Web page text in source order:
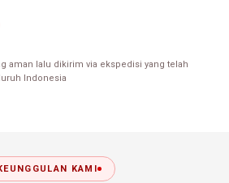
aman lalu dikirim via ekspedisi yang telah
Indonesia
KAMI